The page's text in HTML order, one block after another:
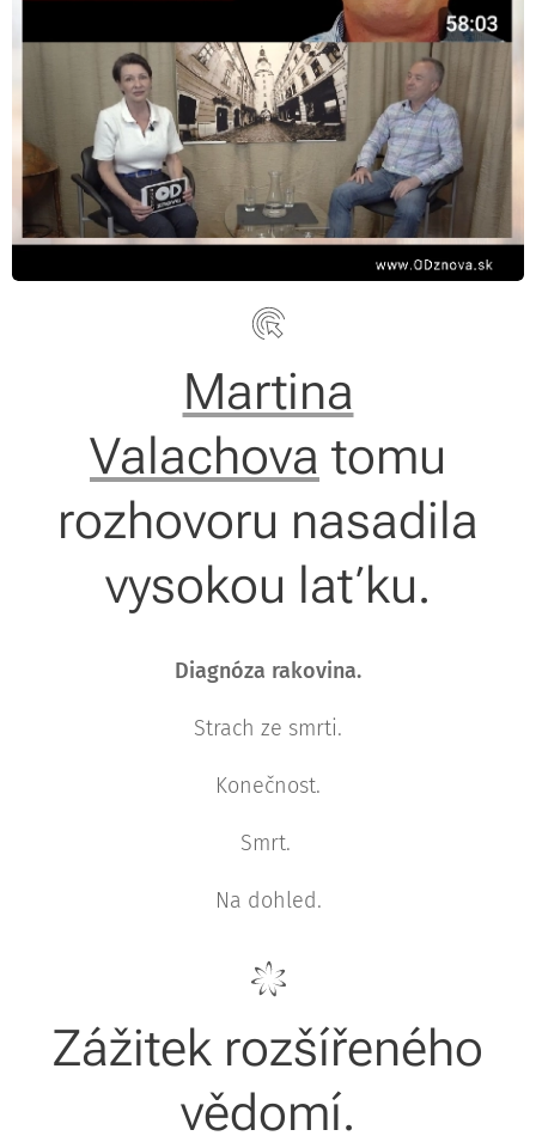
Martina
Valachova tomu
rozhovoru nasadila
vysokou laťku.
Diagnóza rakovina.
Strach ze smrti.
Konečnost.
Smrt.
Na dohled.
Zážitek rozšířeného
vědomí.